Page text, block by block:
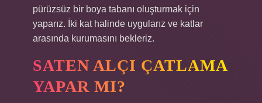
pürüzsüz bir boya tabanı oluşturmak için
yaparız. İki kat halinde uygularız ve katlar
arasında kurumasını bekleriz.
SATEN ALÇI ÇATLAMA
YAPAR MI?